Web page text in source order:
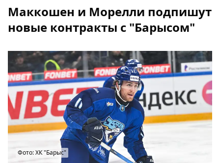
Маккошен и Морелли подпишут
новые контракты с "Барысом"
Фото: ХК "Барыс"